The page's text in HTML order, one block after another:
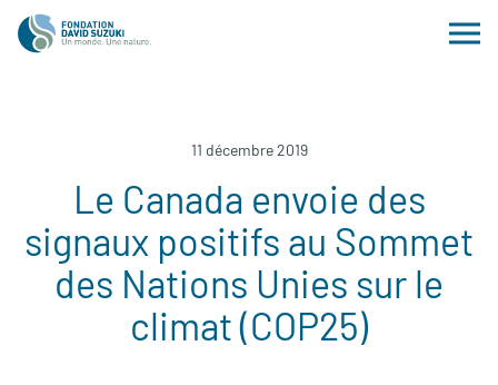
11 décembre 2019
Le Canada envoie des
signaux positifs au Sommet
des Nations Unies sur le
climat (COP25)